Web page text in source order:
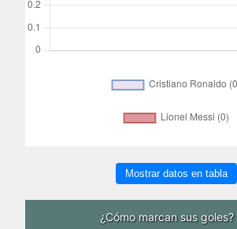
Mostrar datos en tabla
¿Cómo marcan sus goles?